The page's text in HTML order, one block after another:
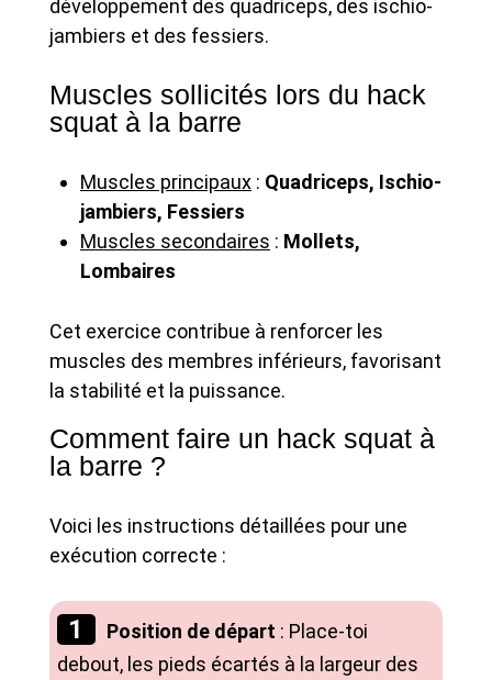
développement des quadriceps, des ischio-
jambiers et des fessiers.
Muscles sollicités lors du hack
squat à la barre
Muscles principaux : Quadriceps, Ischio-
jambiers, Fessiers
Muscles secondaires : Mollets,
Lombaires
Cet exercice contribue à renforcer les
muscles des membres inférieurs, favorisant
la stabilité et la puissance.
Comment faire un hack squat à
la barre ?
Voici les instructions détaillées pour une
exécution correcte :
Position de départ : Place-toi
debout, les pieds écartés à la largeur des